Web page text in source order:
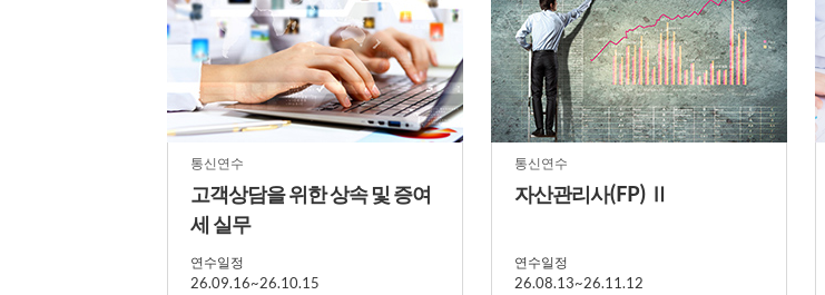
통신연수
고객상담을 위한 상속 및 증여
세 실무
연수일정
26.09.16~26.10.15
통신연수
자산관리사(FP) Ⅱ
연수일정
26.08.13~26.11.12